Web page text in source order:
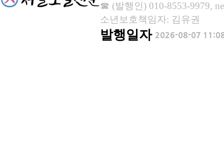
☎ (발행인) 010-8553-9979,
소년보호책임자: 김유권
발행일자